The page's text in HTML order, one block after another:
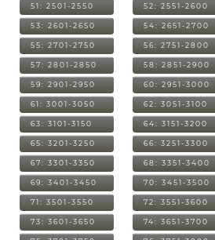
51: 2501-2550 52: 2551-2600
53: 2601-2650 54: 2651-2700
55: 2701-2750 56: 2751-2800
57: 2801-2850 58: 2851-2900
59: 2901-2950 60: 2951-3000
61: 3001-3050 62: 3051-3100
63: 3101-3150 64: 3151-3200
65: 3201-3250 66: 3251-3300
67: 3301-3350 68: 3351-3400
69: 3401-3450 70: 3451-3500
71: 3501-3550 72: 3551-3600
73: 3601-3650 74: 3651-3700